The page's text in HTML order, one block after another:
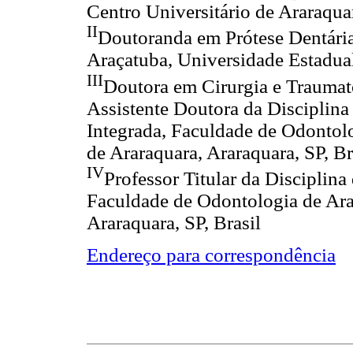
Centro Universitário de
IIDoutoranda em Prótese
Araçatuba, Universidade
IIIDoutora em Cirurgia e
Assistente Doutora da
Integrada, Faculdade de
de Araraquara, Araraquara, SP,
IVProfessor Titular da
Faculdade de Odontologia de
Araraquara, SP, Brasil
Endereço para correspondência